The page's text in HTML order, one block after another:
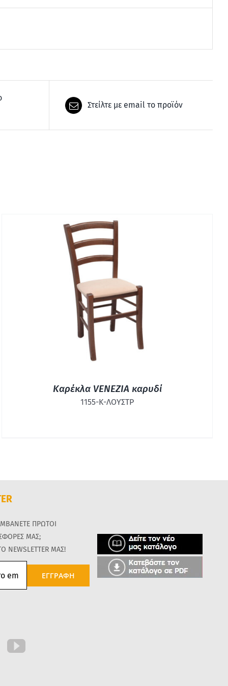
Στείλτε με email το προϊόν
ΓΡΉΓΟΡΗ ΠΡΟΒΟΛΉ
Καρέκλα VENEZIA καρυδί
1155-Κ-ΛΟΥΣΤΡ
ΠΡΩΤΟΙ
ΜΑΣ;
NEWSLETTER ΜΑΣ!
ΕΓΓΡΑΦΗ